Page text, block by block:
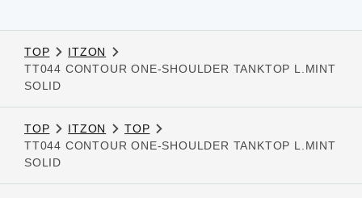
TOP
ITZON
TT044 CONTOUR ONE-SHOULDER TANKTOP L.MINT
SOLID
TOP ITZON
TOP
TT044 CONTOUR ONE-SHOULDER TANKTOP L.MINT
SOLID